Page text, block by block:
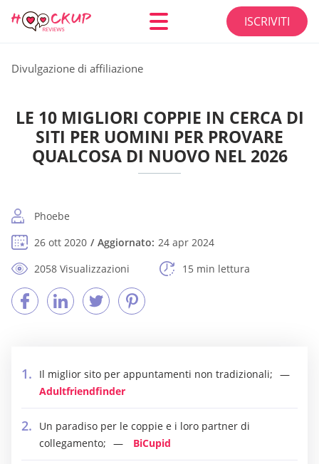
ISCRIVITI
Divulgazione di affiliazione
LE 10 MIGLIORI COPPIE IN CERCA DI
SITI PER UOMINI PER PROVARE
QUALCOSA DI NUOVO NEL 2026
Phoebe
26 ott 2020
Aggiornato: 24 apr 2024
2058 Visualizzazioni
15 min lettura
Il miglior sito per appuntamenti non tradizionali;
Adultfriendfinder
Un paradiso per le coppie e i loro partner di
collegamento;
BiCupid